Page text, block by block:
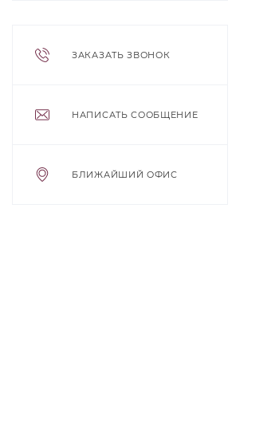
ЗАКАЗАТЬ ЗВОНОК
НАПИСАТЬ СООБЩЕНИЕ
БЛИЖАЙШИЙ ОФИС